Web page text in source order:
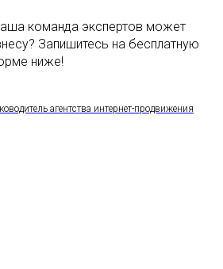
команда экспертов может
Запишитесь на бесплатную
ниже!
агентства интернет-продвижения